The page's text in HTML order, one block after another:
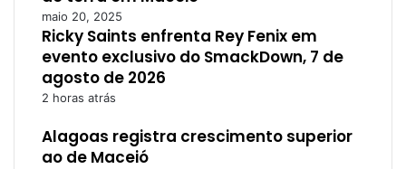
maio 20, 2025
Ricky Saints enfrenta Rey Fenix em
evento exclusivo do SmackDown, 7 de
agosto de 2026
2 horas atrás
Alagoas registra crescimento superior
ao de Maceió